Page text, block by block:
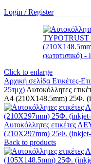
Login / Register
Click to enlarge
Αρχική σελίδα Ετικέτες-
25τμχ) Αυτοκόλλητες
Α4 (210X148.5mm) 25Φ.
Αυτοκόλλητες
(210X297mm) 25Φ. (inkjet-
Back to products